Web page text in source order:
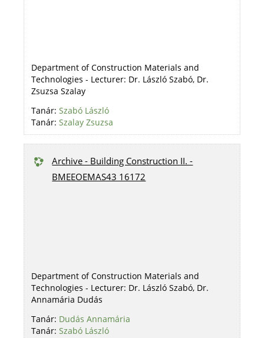
Department of Construction Materials and
Technologies - Lecturer: Dr. László Szabó, Dr.
Zsuzsa Szalay
Tanár:Szabó László
Tanár:Szalay Zsuzsa
Archive - Building Construction II. -
BMEEOEMAS43 16172
Department of Construction Materials and
Technologies - Lecturer: Dr. László Szabó, Dr.
Annamária Dudás
Tanár: Dudás Annamária
Tanár:Szabó László